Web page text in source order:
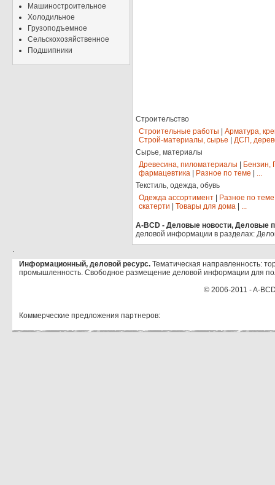
Машиностроительное
Холодильное
Грузоподъемное
Сельскохозяйственное
Подшипники
Строительство
Строительные работы
Арматура,
Строй-материалы, сырье
ДСП,
Сырье, материалы
Древесина, пиломатериалы
Бензин,
фармацевтика
Разное по теме
...
Текстиль, одежда, обувь
Одежда ассортимент
Разное по теме
скатерти
Товары для дома ...
A-BCD - Деловые новости, Деловые
деловой информации в разделах:
.
Информационный, деловой ресурс. Тематическая направленность:
промышленность. Свободное размещение деловой информации для
© 2006-2011 - A-
Коммерческие предложения партнеров: